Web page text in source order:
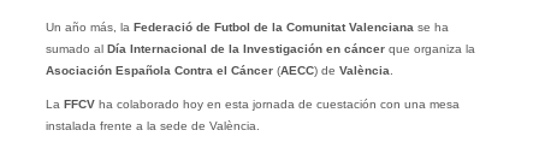
Un año más, la Federació de Futbol de la Comunitat Valenciana se ha
sumado al
Día Internacional de la Investigación en cáncerque organiza la
Asociación Española Contra el Cáncer(AECC) de València.
La FFCVha colaborado hoy en esta jornada de cuestación con una mesa
instalada frente a la sede de València.